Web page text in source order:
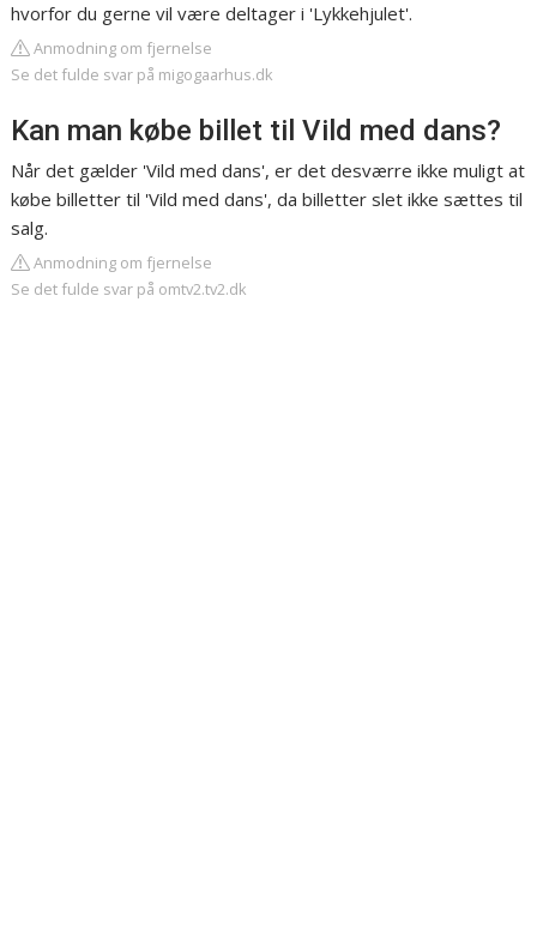
hvorfor du gerne vil være deltager i 'Lykkehjulet'.
Anmodning om fjernelse
Se det fulde svar på migogaarhus.dk
Kan man købe billet til Vild med dans?
Når det gælder 'Vild med dans', er det desværre ikke muligt at
købe billetter til 'Vild med dans', da billetter slet ikke sættes til
salg.
Anmodning om fjernelse
Se det fulde svar på omtv2.tv2.dk